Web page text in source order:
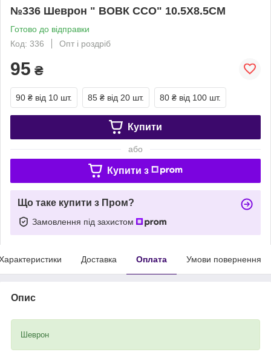
№336 Шеврон " ВОВК ССО" 10.5Х8.5СМ
Готово до відправки
Код: 336
Опт і роздріб
95 ₴
90 ₴ від 10 шт. 85 ₴ від 20 шт. 80 ₴ від 100 шт.
Купити
або
Купити з
Що таке купити з Пром?
Замовлення під захистом
Доставка Оплата Умови повернення
Опис
Шеврон